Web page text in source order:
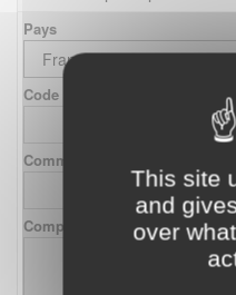
This site
and
over
Pays
France
Code postal
Commune
Complément d'adresse